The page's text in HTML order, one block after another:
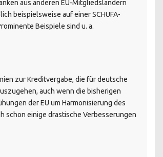
aus anderen EU-Mitgliedsländern
beispielsweise auf einer SCHUFA-
Beispiele sind u. a.
zur Kreditvergabe, die für deutsche
auch wenn die bisherigen
der EU um Harmonisierung des
schon einige drastische Verbesserungen